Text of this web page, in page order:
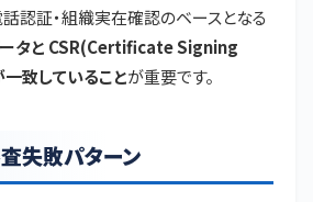
認証・組織実在確認のベースとなる
タと CSR(Certificate Signing
致していることが重要です。
失敗パターン